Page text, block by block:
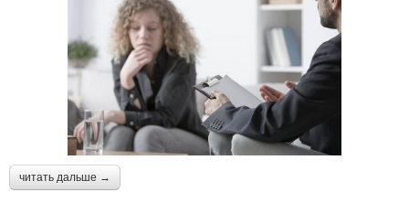
читать дальше →